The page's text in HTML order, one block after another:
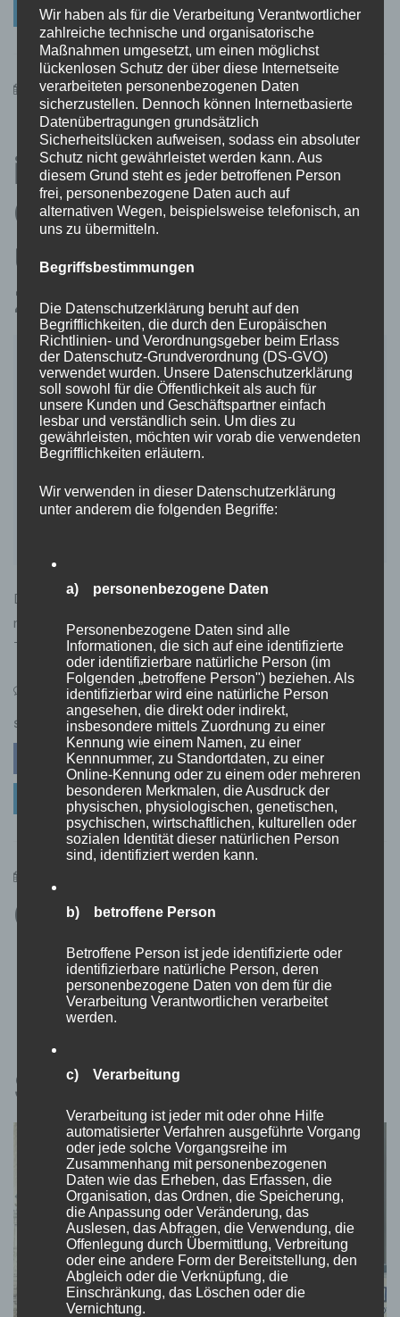
für
Entdecker
Linkedin
22. Januar 2025 admin
Erfolgreicher Einstieg
in die Welt des E-
Commerce: Tipps
und Tricks von der-
zapper.de
INTERNET
Der Einstieg in die Welt des E-Commerce kann wie ein
riesiges Labyrinth wirken. Mit unzähligen Plattformen,
Tools und Strategien ist es schwer, den richtigen Weg
Leave a Commenton
Erfolgreicher
Einstieg
in
die
Welt
des
E-
Commerce:
Tipps
von
der-
SHARE
Facebook Twitter Pinterest
Linkedin
Geschenkideen mit
Leuchttürmen:
Kreative Präsente für
Fans des maritimen
Symbols
INTERNET
Wir haben als für die Verarbeitung Verantwortlicher
zahlreiche technische und organisatorische
Maßnahmen umgesetzt, um einen möglichst
lückenlosen Schutz der über diese Internetseite
verarbeiteten personenbezogenen Daten
sicherzustellen. Dennoch können Internetbasierte
Datenübertragungen grundsätzlich
Sicherheitslücken aufweisen, sodass ein absoluter
Schutz nicht gewährleistet werden kann. Aus
diesem Grund steht es jeder betroffenen Person
frei, personenbezogene Daten auch auf
alternativen Wegen, beispielsweise telefonisch, an
uns zu übermitteln.
Begriffsbestimmungen
Die Datenschutzerklärung beruht auf den
Begrifflichkeiten, die durch den Europäischen
Richtlinien- und Verordnungsgeber beim Erlass
der Datenschutz-Grundverordnung (DS-GVO)
verwendet wurden. Unsere Datenschutzerklärung
soll sowohl für die Öffentlichkeit als auch für
unsere Kunden und Geschäftspartner einfach
lesbar und verständlich sein. Um dies zu
gewährleisten, möchten wir vorab die verwendeten
Begrifflichkeiten erläutern.
Wir verwenden in dieser Datenschutzerklärung
unter anderem die folgenden Begriffe:
a) personenbezogene Daten
Personenbezogene Daten sind alle
Informationen, die sich auf eine identifizierte
oder identifizierbare natürliche Person (im
Folgenden „betroffene Person") beziehen. Als
identifizierbar wird eine natürliche Person
angesehen, die direkt oder indirekt,
insbesondere mittels Zuordnung zu einer
Kennung wie einem Namen, zu einer
Kennnummer, zu Standortdaten, zu einer
Online-Kennung oder zu einem oder mehreren
besonderen Merkmalen, die Ausdruck der
physischen, physiologischen, genetischen,
psychischen, wirtschaftlichen, kulturellen oder
sozialen Identität dieser natürlichen Person
sind, identifiziert werden kann.
b) betroffene Person
Betroffene Person ist jede identifizierte oder
identifizierbare natürliche Person, deren
personenbezogene Daten von dem für die
Verarbeitung Verantwortlichen verarbeitet
werden.
c) Verarbeitung
Verarbeitung ist jeder mit oder ohne Hilfe
automatisierter Verfahren ausgeführte Vorgang
oder jede solche Vorgangsreihe im
Zusammenhang mit personenbezogenen
Daten wie das Erheben, das Erfassen, die
Organisation, das Ordnen, die Speicherung,
die Anpassung oder Veränderung, das
Auslesen, das Abfragen, die Verwendung, die
Offenlegung durch Übermittlung, Verbreitung
oder eine andere Form der Bereitstellung, den
Abgleich oder die Verknüpfung, die
Einschränkung, das Löschen oder die
Vernichtung.